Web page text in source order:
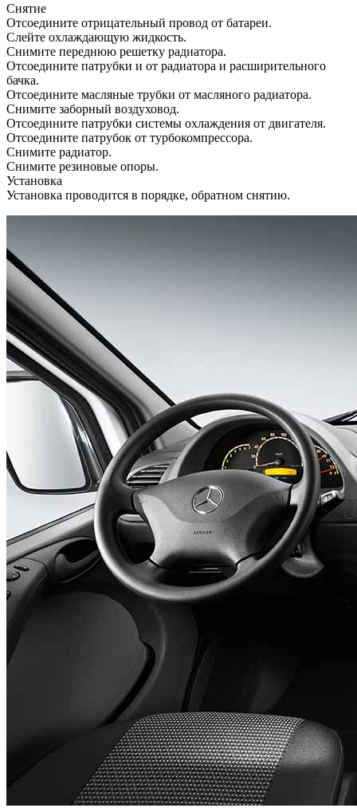
Снятие
Отсоедините отрицательный провод от батареи.
Слейте охлаждающую жидкость.
Снимите переднюю решетку радиатора.
Отсоедините патрубки и от радиатора и расширительного
бачка.
Отсоедините масляные трубки от масляного радиатора.
Снимите заборный воздуховод.
Отсоедините патрубки системы охлаждения от двигателя.
Отсоедините патрубок от турбокомпрессора.
Снимите радиатор.
Снимите резиновые опоры.
Установка
Установка проводится в порядке, обратном снятию.